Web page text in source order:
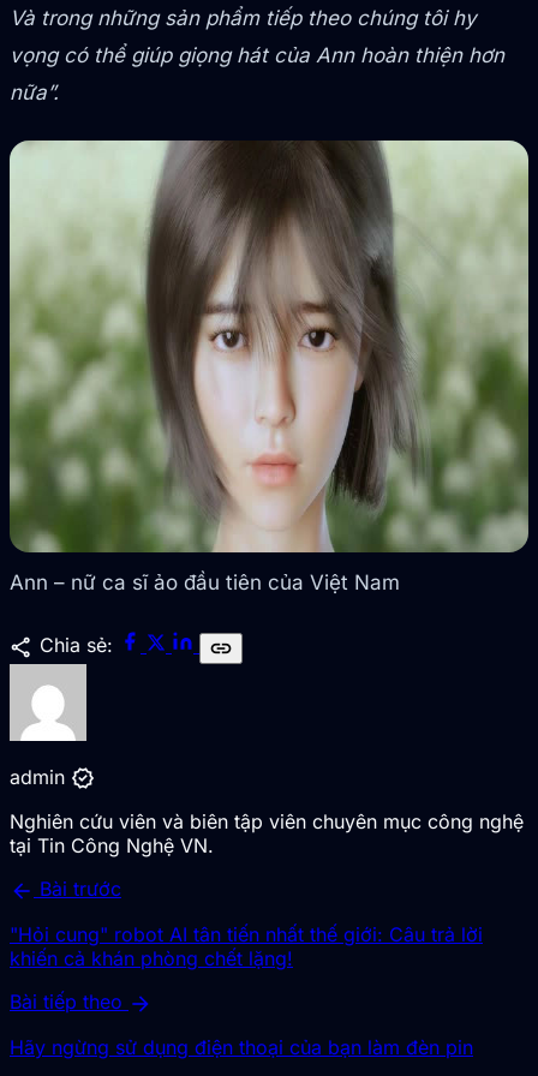
Và trong những sản phẩm tiếp theo chúng tôi hy
vọng có thể giúp giọng hát của Ann hoàn thiện hơn
nữa”.
Ann – nữ ca sĩ ảo đầu tiên của Việt Nam
share Chia sẻ: link
admin verified
Nghiên cứu viên và biên tập viên chuyên mục công nghệ
tại Tin Công Nghệ VN.
arrow_back Bài trước
"Hỏi cung" robot AI tân tiến nhất thế giới: Câu trả lời
khiến cả khán phòng chết lặng!
Bài tiếp theo arrow_forward
Hãy ngừng sử dụng điện thoại của bạn làm đèn pin